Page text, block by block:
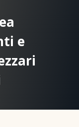
e